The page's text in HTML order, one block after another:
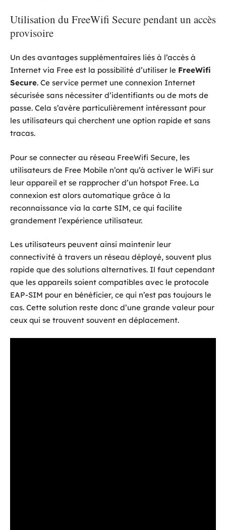
Utilisation du FreeWifi Secure pendant un accès
provisoire
Un des avantages supplémentaires liés à l’accès à
Internet via Free est la possibilité d’utiliser le FreeWifi
Secure. Ce service permet une connexion Internet
sécurisée sans nécessiter d’identifiants ou de mots de
passe. Cela s’avère particulièrement intéressant pour
les utilisateurs qui cherchent une option rapide et sans
tracas.
Pour se connecter au réseau FreeWifi Secure, les
utilisateurs de Free Mobile n’ont qu’à activer le WiFi sur
leur appareil et se rapprocher d’un hotspot Free. La
connexion est alors automatique grâce à la
reconnaissance via la carte SIM, ce qui facilite
grandement l’expérience utilisateur.
Les utilisateurs peuvent ainsi maintenir leur
connectivité à travers un réseau déployé, souvent plus
rapide que des solutions alternatives. Il faut cependant
que les appareils soient compatibles avec le protocole
EAP-SIM pour en bénéficier, ce qui n’est pas toujours le
cas. Cette solution reste donc d’une grande valeur pour
ceux qui se trouvent souvent en déplacement.